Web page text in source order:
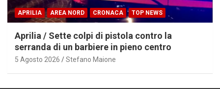
APRILIA AREA NORD CRONACA TOP NEWS
Aprilia / Sette colpi di pistola contro la
serranda di un barbiere in pieno centro
5 Agosto 2026 Stefano Maione